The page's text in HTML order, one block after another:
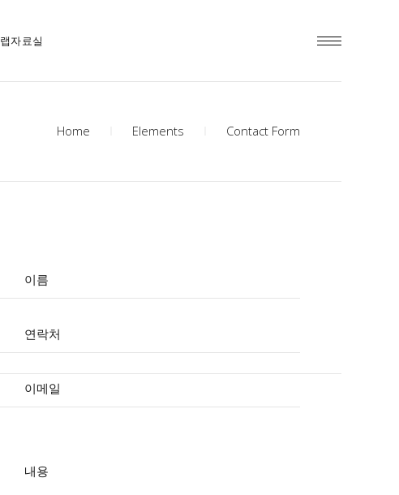
랩자료실
Home Elements Contact Form